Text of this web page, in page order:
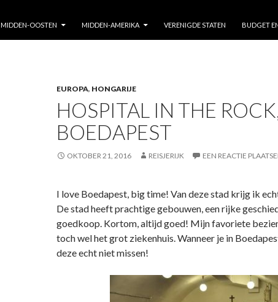
MIDDEN-OOSTEN MIDDEN-AMERIKA VERENIGDE STATEN BUDGET
EUROPA, HONGARIJE
HOSPITAL IN THE
BOEDAPEST
OKTOBER 21, 2016 REISJERIJK EEN REACTIE
I love Boedapest, big time! Van deze stad krijg ik
De stad heeft prachtige gebouwen, een rijke
goedkoop. Kortom, altijd goed! Mijn favoriete
toch wel het grot ziekenhuis. Wanneer je in
deze echt niet missen!